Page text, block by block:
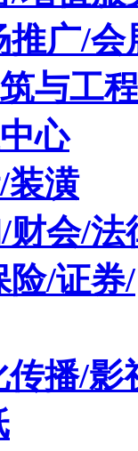
推广/会
与工程
心
装潢
财会/法
险/证券/
播/影